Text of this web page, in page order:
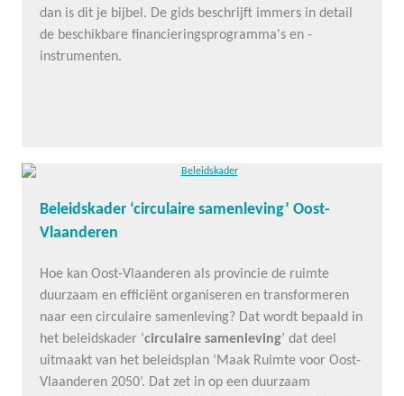
dan is dit je bijbel. De gids beschrijft immers in detail
de beschikbare financieringsprogramma's en -
instrumenten.
Beleidskader ‘circulaire samenleving’ Oost-
Vlaanderen
Hoe kan Oost-Vlaanderen als provincie de ruimte
duurzaam en efficiënt organiseren en transformeren
naar een circulaire samenleving? Dat wordt bepaald in
het beleidskader ‘circulaire samenleving’ dat deel
uitmaakt van het beleidsplan ‘Maak Ruimte voor Oost-
Vlaanderen 2050’. Dat zet in op een duurzaam